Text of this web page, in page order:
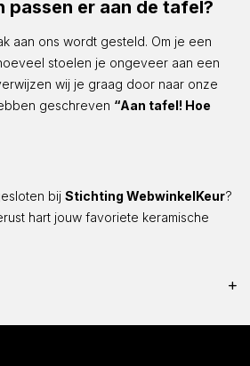
passen er aan de tafel?
aan ons wordt gesteld. Om je een
stoelen je ongeveer aan een
wij je graag door naar onze
geschreven “Aan tafel! Hoe
bij Stichting WebwinkelKeur?
hart jouw favoriete keramische